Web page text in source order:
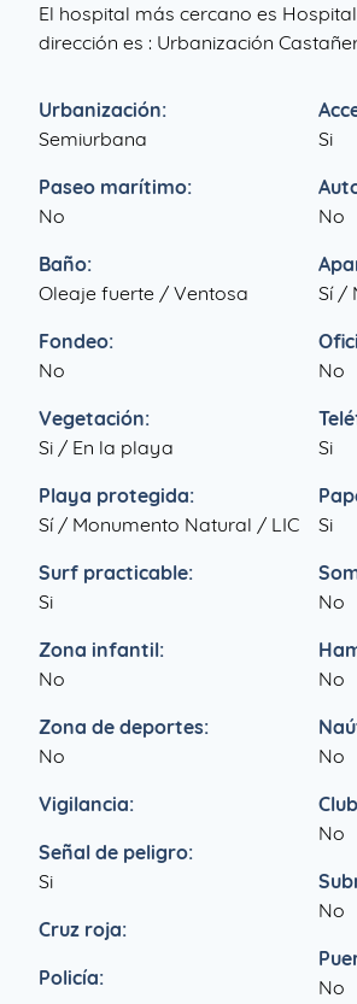
El hospital más cercano es
dirección es : Urbanización
Urbanización:
Semiurbana
Paseo marítimo:
No
Baño:
Oleaje fuerte / Ventosa
Fondeo:
No
Vegetación:
Si / En la playa
Playa protegida:
Sí / Monumento Natural / LIC
Surf practicable:
Si
Zona infantil:
No
Zona de deportes:
No
Vigilancia:
Señal de peligro:
Si
Cruz roja:
Policía:
Si
No
Sí /
No
Si
Si
No
No
No
No
No
No